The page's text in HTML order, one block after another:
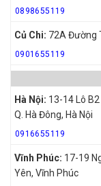
0898655119
Củ Chi: 72A Đường
0901655119
Hà Nội: 13-14 Lô
Q. Hà Đông, Hà Nội
0916655119
Vĩnh Phúc: 17-19
Yên, Vĩnh Phúc